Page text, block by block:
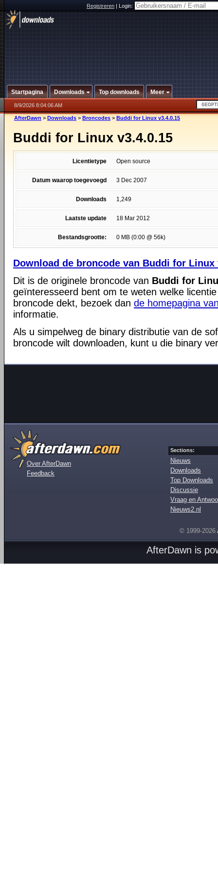
Registreren|Login:
Startpagina Downloads Top downloads Meer
8/9/2026 8:04:06 AM
AfterDawn > Downloads > Broncodes > Buddi for Linux v3.4.0.15
Buddi for Linux v3.4.0.15
Licentietype Open source
Datum waarop toegevoegd 3 Dec 2007
Downloads 1,249
Laatste update 18 Mar 2012
Bestandsgrootte: 0 MB (0:00 @ 56k)
Download de broncode van Buddi for Linux
Dit is de originele broncode van Buddi for
geïnteresseerd bent om te weten welke
broncode dekt, bezoek dan de homepagina
informatie.
Als u simpelweg de binary distributie van de
broncode wilt downloaden, kunt u die binary
Over AfterDawn
Feedback
Sections:
Nieuws
Downloads
Top Downloads
Discussie
Vraag en
Nieuws2.nl
© 1999-2026
AfterDawn is